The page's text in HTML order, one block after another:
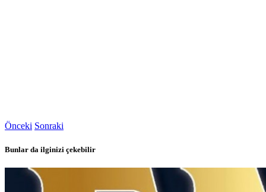
Önceki Sonraki
Bunlar da ilginizi çekebilir